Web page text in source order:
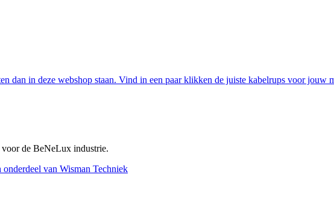
dan in deze webshop staan. Vind in een paar klikken de juiste kabelrups voor jouw
voor de BeNeLux industrie.
onderdeel van Wisman Techniek